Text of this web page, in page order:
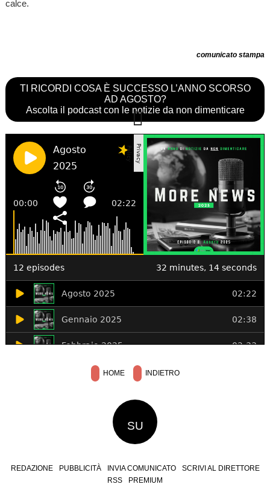
calce.
comunicato stampa
TI RICORDI COSA È SUCCESSO L’ANNO SCORSO
AD AGOSTO?
Ascolta il podcast con le notizie da non dimenticare
HOME INDIETRO
SU
REDAZIONE PUBBLICITÀ INVIA COMUNICATO
SCRIVI AL DIRETTORE
RSS
PREMIUM